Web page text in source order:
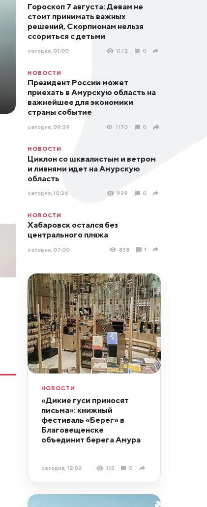
Гороскоп 7 августа: Девам не
стоит принимать важных
решений, Скорпионам нельзя
ссориться с детьми
сегодня, 01:00 1172 0
НОВОСТИ
Президент России может
приехать в Амурскую область на
важнейшее для экономики
страны событие
сегодня, 09:39 1170 0
НОВОСТИ
Циклон со шквалистым и ветром
и ливнями идет на Амурскую
область
сегодня, 10:36 929 0
НОВОСТИ
Хабаровск остался без
центрального пляжа
сегодня, 07:00 838 1
НОВОСТИ
«Дикие гуси приносят
письма»: книжный
фестиваль «Берег» в
Благовещенске
объединит берега Амура
сегодня, 12:02 113 0